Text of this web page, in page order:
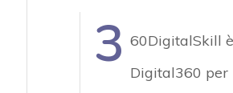
3 60DigitalSkill
Digital360 per